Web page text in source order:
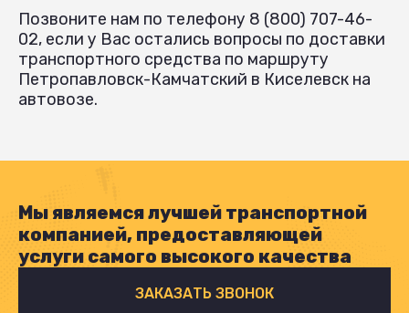
Позвоните нам по телефону 8 (800) 707-46-
02, если у Вас остались вопросы по доставки
транспортного средства по маршруту
Петропавловск-Камчатский в Киселевск на
автовозе.
Мы являемся лучшей транспортной
компанией, предоставляющей
услуги самого высокого качества
ЗАКАЗАТЬ ЗВОНОК